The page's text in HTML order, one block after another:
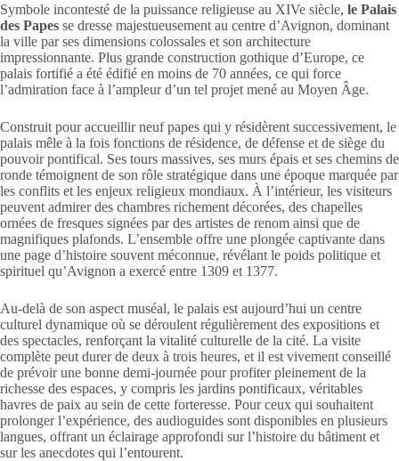
Symbole incontesté de la puissance religieuse au XIVe siècle, le Palais
des Papes se dresse majestueusement au centre d’Avignon, dominant
la ville par ses dimensions colossales et son architecture
impressionnante. Plus grande construction gothique d’Europe, ce
palais fortifié a été édifié en moins de 70 années, ce qui force
l’admiration face à l’ampleur d’un tel projet mené au Moyen Âge.
Construit pour accueillir neuf papes qui y résidèrent successivement, le
palais mêle à la fois fonctions de résidence, de défense et de siège du
pouvoir pontifical. Ses tours massives, ses murs épais et ses chemins de
ronde témoignent de son rôle stratégique dans une époque marquée par
les conflits et les enjeux religieux mondiaux. À l’intérieur, les visiteurs
peuvent admirer des chambres richement décorées, des chapelles
ornées de fresques signées par des artistes de renom ainsi que de
magnifiques plafonds. L’ensemble offre une plongée captivante dans
une page d’histoire souvent méconnue, révélant le poids politique et
spirituel qu’Avignon a exercé entre 1309 et 1377.
Au-delà de son aspect muséal, le palais est aujourd’hui un centre
culturel dynamique où se déroulent régulièrement des expositions et
des spectacles, renforçant la vitalité culturelle de la cité. La visite
complète peut durer de deux à trois heures, et il est vivement conseillé
de prévoir une bonne demi-journée pour profiter pleinement de la
richesse des espaces, y compris les jardins pontificaux, véritables
havres de paix au sein de cette forteresse. Pour ceux qui souhaitent
prolonger l’expérience, des audioguides sont disponibles en plusieurs
langues, offrant un éclairage approfondi sur l’histoire du bâtiment et
sur les anecdotes qui l’entourent.